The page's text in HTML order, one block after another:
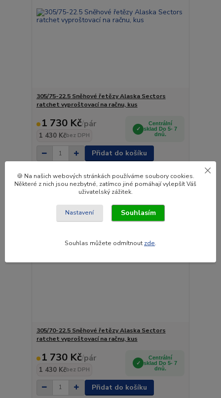
305/75-22.5 Sněhové řetězy Alaska Sectors
ratchet vyproštovací na račnu, kus
1 730 Kč/pár
1 430 Kčbez DPH
Centrální
sklad Do 5- 7
dnů.
Přidat do košíku
305/70-22.5 Sněhové řetězy Alaska Sectors
ratchet vyproštovací na račnu, kus
1 730 Kč/pár
1 430 Kčbez DPH
Centrální
sklad Do 5- 7
dnů.
Přidat do košíku
🍪 Na našich webových stránkách používáme soubory cookies.
Některé z nich jsou nezbytné, zatímco jiné pomáhají vylepšít Váš
uživatelský zážitek.
Nastavení Souhlasím
Souhlas můžete odmítnout zde.